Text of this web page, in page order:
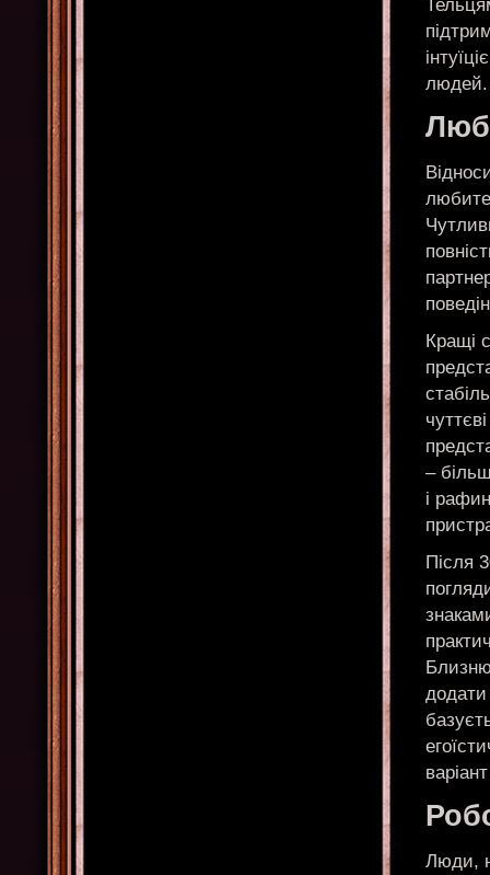
людей.
Кращі
–
і
Після
додати
Люди,